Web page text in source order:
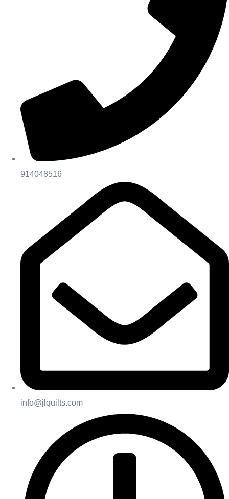
914048516
info@jlquilts.com